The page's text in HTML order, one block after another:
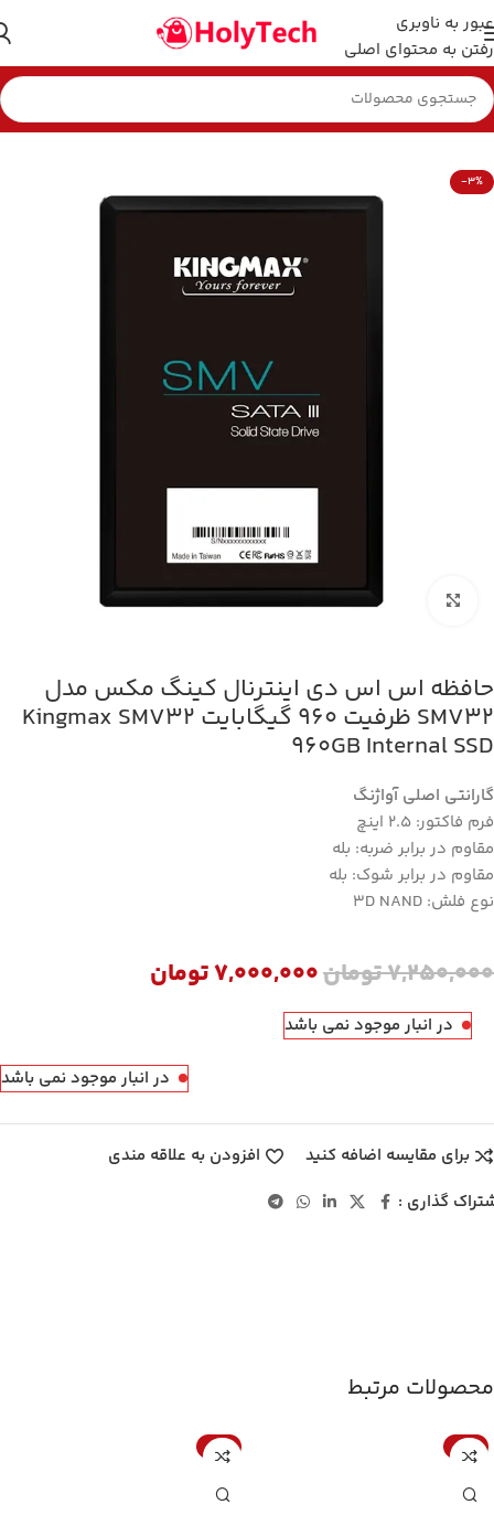
عبور به ناوبری
رفتن به محتوای اصلی
خانه هارد و فلش مموری
-3%
بزرگنمایی تصویر
حافظه اس اس دی اینترنال کینگ مکس مدل
SMV32 ظرفیت 960 گیگابایت Kingmax SMV32
960GB Internal SSD
گارانتی اصلی آواژنگ
فرم فاکتور: 2.5 اینچ
مقاوم در برابر ضربه: بله
مقاوم در برابر شوک: بله
نوع فلش: 3D NAND
7,250,000تومان7,000,000تومان
در انبار موجود نمی باشد
در انبار موجود نمی باشد
برای مقایسه اضافه کنید
افزودن به علاقه مندی
گذاری :
محصولات مرتبط
-10%
-10%